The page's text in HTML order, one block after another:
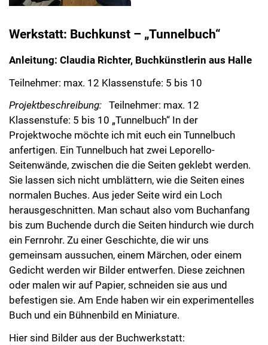
Werkstatt: Buchkunst – „Tunnelbuch“
Anleitung: Claudia Richter, Buchkünstlerin aus Halle
Teilnehmer: max. 12 Klassenstufe: 5 bis 10
Projektbeschreibung: Teilnehmer: max. 12
Klassenstufe: 5 bis 10 „Tunnelbuch“ In der
Projektwoche möchte ich mit euch ein Tunnelbuch
anfertigen. Ein Tunnelbuch hat zwei Leporello-
Seitenwände, zwischen die die Seiten geklebt werden.
Sie lassen sich nicht umblättern, wie die Seiten eines
normalen Buches. Aus jeder Seite wird ein Loch
herausgeschnitten. Man schaut also vom Buchanfang
bis zum Buchende durch die Seiten hindurch wie durch
ein Fernrohr. Zu einer Geschichte, die wir uns
gemeinsam aussuchen, einem Märchen, oder einem
Gedicht werden wir Bilder entwerfen. Diese zeichnen
oder malen wir auf Papier, schneiden sie aus und
befestigen sie. Am Ende haben wir ein experimentelles
Buch und ein Bühnenbild en Miniature.
Hier sind Bilder aus der Buchwerkstatt: